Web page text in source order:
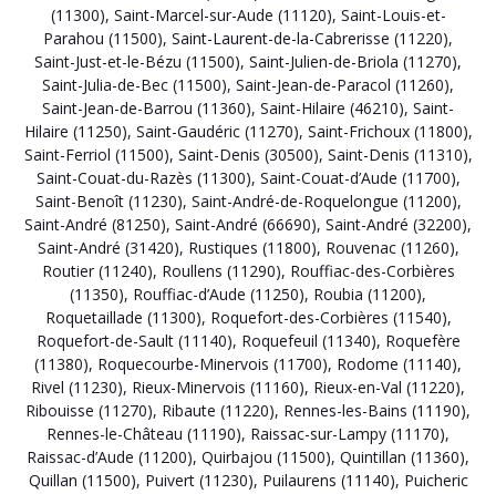
(11300), Saint-Marcel-sur-Aude (11120), Saint-Louis-et-
Parahou (11500), Saint-Laurent-de-la-Cabrerisse (11220),
Saint-Just-et-le-Bézu (11500), Saint-Julien-de-Briola (11270),
Saint-Julia-de-Bec (11500), Saint-Jean-de-Paracol (11260),
Saint-Jean-de-Barrou (11360), Saint-Hilaire (46210), Saint-
Hilaire (11250), Saint-Gaudéric (11270), Saint-Frichoux (11800),
Saint-Ferriol (11500), Saint-Denis (30500), Saint-Denis (11310),
Saint-Couat-du-Razès (11300), Saint-Couat-d’Aude (11700),
Saint-Benoît (11230), Saint-André-de-Roquelongue (11200),
Saint-André (81250), Saint-André (66690), Saint-André (32200),
Saint-André (31420), Rustiques (11800), Rouvenac (11260),
Routier (11240), Roullens (11290), Rouffiac-des-Corbières
(11350), Rouffiac-d’Aude (11250), Roubia (11200),
Roquetaillade (11300), Roquefort-des-Corbières (11540),
Roquefort-de-Sault (11140), Roquefeuil (11340), Roquefère
(11380), Roquecourbe-Minervois (11700), Rodome (11140),
Rivel (11230), Rieux-Minervois (11160), Rieux-en-Val (11220),
Ribouisse (11270), Ribaute (11220), Rennes-les-Bains (11190),
Rennes-le-Château (11190), Raissac-sur-Lampy (11170),
Raissac-d’Aude (11200), Quirbajou (11500), Quintillan (11360),
Quillan (11500), Puivert (11230), Puilaurens (11140), Puicheric